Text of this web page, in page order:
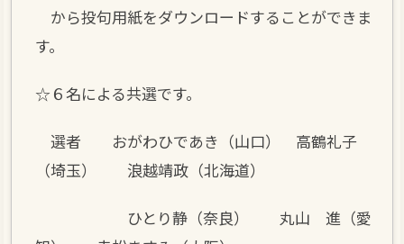
から投句用紙をダウンロードすることができま
す。
☆６名による共選です。
選者 おがわひであき（山口） 高鶴礼子
（埼玉） 浪越靖政（北海道）
ひとり静（奈良） 丸山 進（愛